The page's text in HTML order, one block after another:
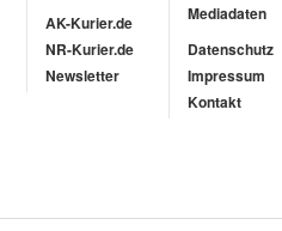
AK-Kurier.de
NR-Kurier.de
Newsletter
Mediadaten
Datenschutz
Impressum
Kontakt